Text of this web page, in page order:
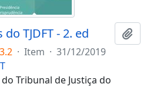
TJDFT - 2. ed
· Item · 31/12/2019
Tribunal de Justiça do